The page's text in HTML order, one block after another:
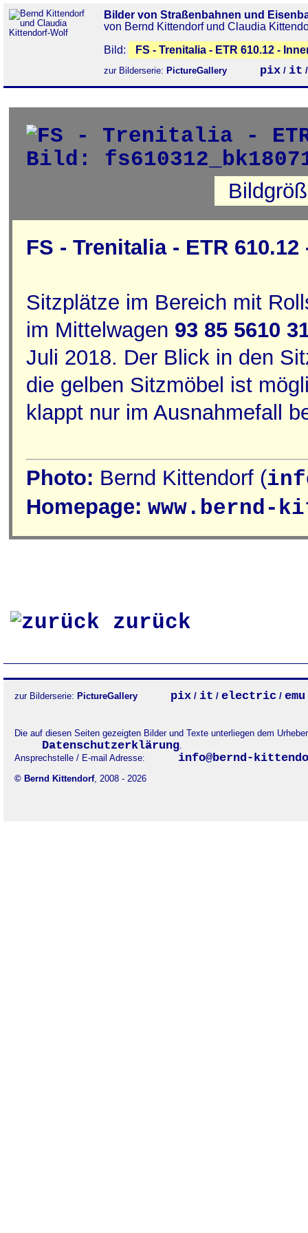
Bilder von Straßenbahnen und
von Bernd Kittendorf und Claudia
Bild:
FS - Trenitalia - ETR 610.12 -
zur Bilderserie: PictureGallery pix / it
FS - Trenitalia - ETR
Sitzplätze im Bereich mit
im Mittelwagen 93 85 5610
Juli 2018. Der Blick in den
die gelben Sitzmöbel ist
klappt nur im Ausnahmefall
Photo: Bernd Kittendorf (
Homepage: www.bernd-
zurück
zur Bilderserie: PictureGallery pix / it / electric / emu
Die auf diesen Seiten gezeigten Bilder und Texte unterliegen dem
Datenschutzerklärung.
Ansprechstelle / E-mail Adresse:
info@bernd-
© Bernd Kittendorf, 2008 - 2026